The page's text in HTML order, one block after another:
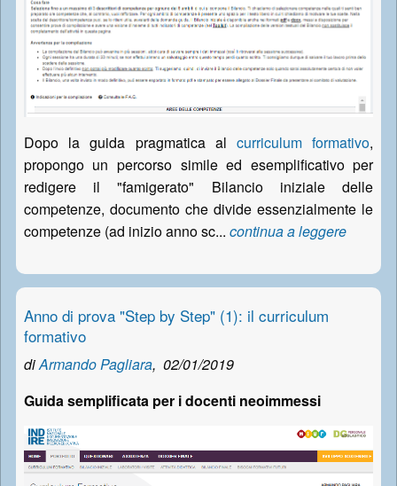
Dopo la guida pragmatica alcurriculum formativo,
propongo un percorso simile ed esemplificativo per
redigere il "famigerato" Bilancio iniziale delle
competenze, documento che divide essenzialmente le
competenze (ad inizio anno sc... continua a leggere
Anno di prova "Step by Step" (1): il curriculum
formativo
diArmando Pagliara, 02/01/2019
Guida semplificata per i docenti neoimmessi